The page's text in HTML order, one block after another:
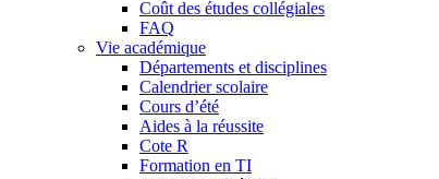
Coût des études collégiales
FAQ
Vie académique
Départements et disciplines
Calendrier scolaire
Cours d’été
Aides à la réussite
Cote R
Formation en TI